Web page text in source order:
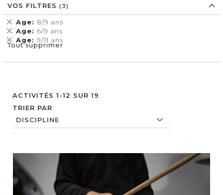
ACTIVITÉS 1-12 SUR 19
TRIER PAR
VOS FILTRES
Age 8/9 ans
Supprimer
cet
Élément
Age 6/9 ans
Supprimer
cet
Élément
Age 9/11 ans
Supprimer
cet
Tout supprimer